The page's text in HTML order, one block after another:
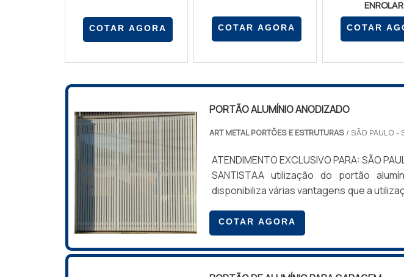
COTAR AGORA COTAR AGORA
ENROLAR
COTAR
PORTÃO ALUMÍNIO ANODIZADO
ART METAL PORTÕES E ESTRUTURAS / SÃO PAULO -
ATENDIMENTO EXCLUSIVO PARA: SÃO
SANTISTAA utilização do portão
disponibiliza várias vantagens que a
facilmente encontrado no mercado em
anodizado, o portão recebe um banho
resistência à corrosão e ao desgaste.
COTAR AGORA